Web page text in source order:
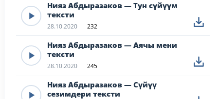
Нияз Абдыразаков — Тун сүйүүм
тексти
28.10.2020 232
Нияз Абдыразаков — Аячы мени
тексти
28.10.2020 245
Нияз Абдыразаков — Сүйүү
сезимдери тексти